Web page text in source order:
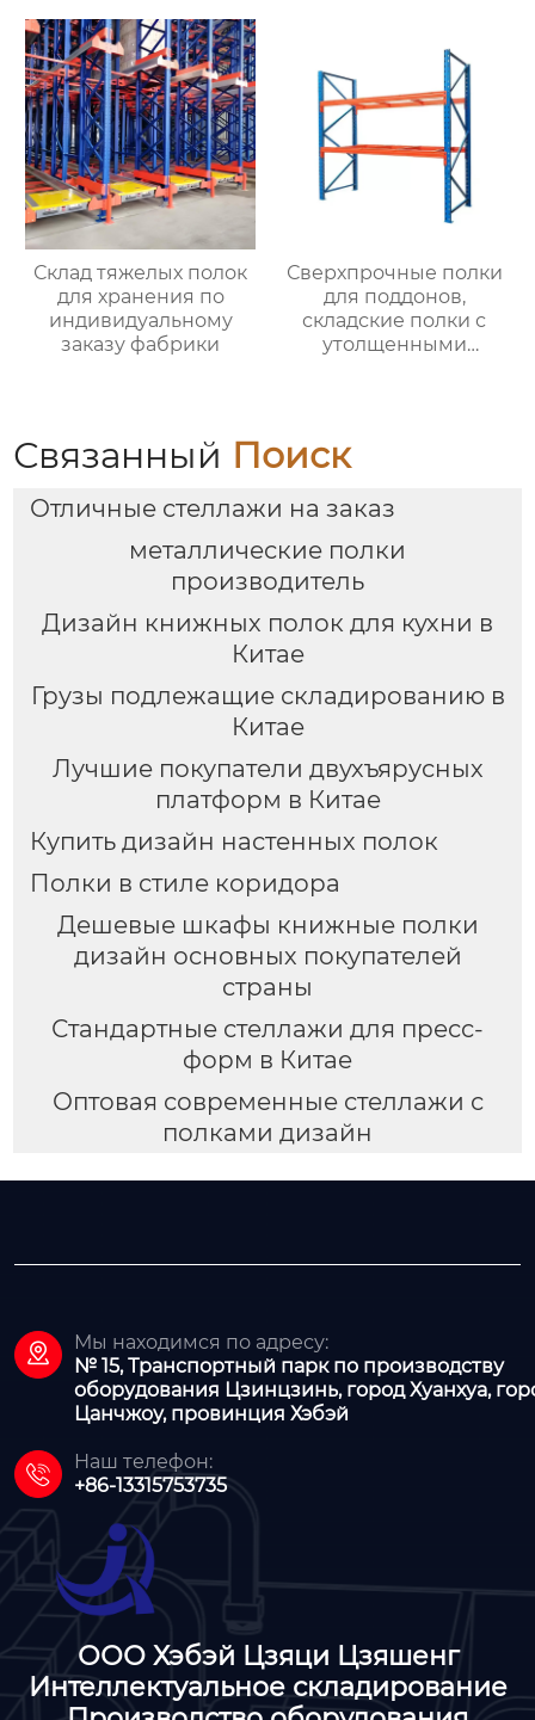
Склад тяжелых полок
для хранения по
индивидуальному
заказу фабрики
Сверхпрочные полки
для поддонов,
складские полки с
утолщенными
высокой нагрузкой,
Связанный Поиск
Отличные стеллажи на заказ
металлические полки
производитель
Дизайн книжных полок для кухни в
Китае
Грузы подлежащие складированию в
Китае
Лучшие покупатели двухъярусных
платформ в Китае
Купить дизайн настенных полок
Полки в стиле коридора
Дешевые шкафы книжные полки
дизайн основных покупателей
страны
Стандартные стеллажи для пресс-
форм в Китае
Оптовая современные стеллажи с
полками дизайн

Мы находимся по адресу:
№ 15, Транспортный парк по производству
оборудования Цзинцзинь, город Хуанхуа,
Цанчжоу, провинция Хэбэй

Наш телефон:
+86-13315753735
ООО Хэбэй Цзяци Цзяшенг
Интеллектуальное складирование